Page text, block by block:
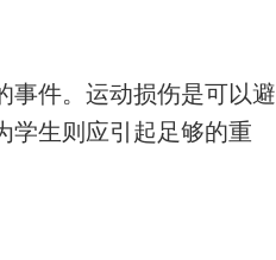
事件。运动损伤是可以避
学生则应引起足够的重